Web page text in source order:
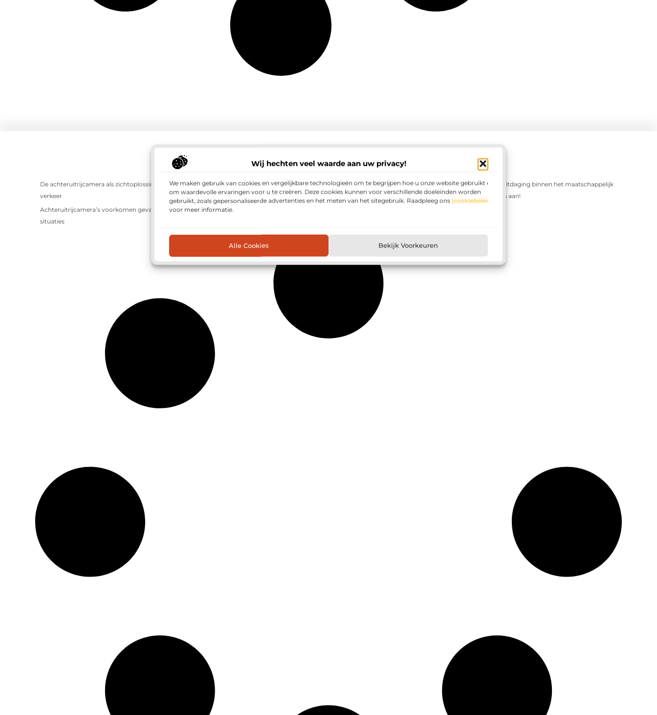
Wij hechten veel waarde aan uw privacy!
We maken gebruik van cookies en vergelijkbare technologieën om te begrijpen hoe u onze website gebruikt en
om waardevolle ervaringen voor u te creëren. Deze cookies kunnen voor verschillende doeleinden worden
gebruikt, zoals gepersonaliseerde advertenties en het meten van het sitegebruik. Raadpleeg ons [cookiebeleid]
voor meer informatie.
Alle Cookies Bekijk Voorkeuren
Mediaen beroemde mensen
De achteruitrijcamera als zichtoplossing in het
verkeer
Webwinkels zijn onmisbaar in de nieuwe
onlinewereld
Droom weg in jouw Zweedse tuin
Ga de uitdaging binnen het maatschappelijk
domein aan!
Achteruitrijcamera’s voorkomen gevaarlijke
situaties
Inzicht in zichtproblemen